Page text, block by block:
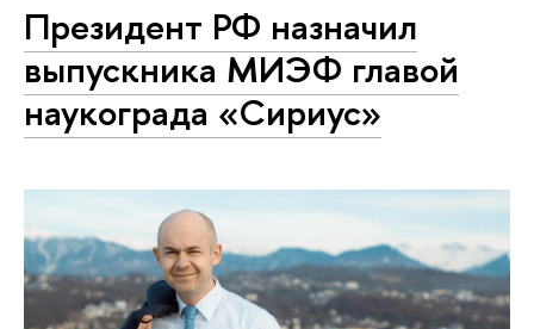
Президент РФ назначил
выпускника МИЭФ главой
наукограда «Сириус»